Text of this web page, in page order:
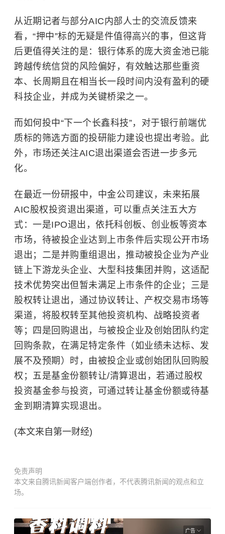
从近期记者与部分AIC内部人士的交流反馈来
看，“押中”标的无疑是件值得高兴的事，但这背
后更值得关注的是：银行体系的庞大资金池已能
跨越传统信贷的风险偏好，有效触达那些重资
本、长周期且在相当长一段时间内没有盈利的硬
科技企业，并成为关键桥梁之一。
而如何投中“下一个长鑫科技”，对于银行前端优
质标的筛选方面的投研能力建设也提出考验。此
外，市场还关注AIC退出渠道会否进一步多元
化。
在最近一份研报中，中金公司建议，未来拓展
AIC股权投资退出渠道，可以重点关注五大方
式：一是IPO退出，依托科创板、创业板等资本
市场，待被投企业达到上市条件后实现公开市场
退出；二是并购重组退出，推动被投企业为产业
链上下游龙头企业、大型科技集团并购，这适配
技术优势突出但暂未满足上市条件的企业；三是
股权转让退出，通过协议转让、产权交易市场等
渠道，将股权转至其他投资机构、战略投资者
等；四是回购退出，与被投企业及创始团队约定
回购条款，在满足特定条件（如业绩未达标、发
展不及预期）时，由被投企业或创始团队回购股
权；五是基金份额转让/清算退出，若通过股权
投资基金参与投资，可通过转让基金份额或待基
金到期清算实现退出。
(本文来自第一财经)
免责声明
本文来自腾讯新闻客户端创作者，不代表腾讯新闻的观点和立
场。
广告